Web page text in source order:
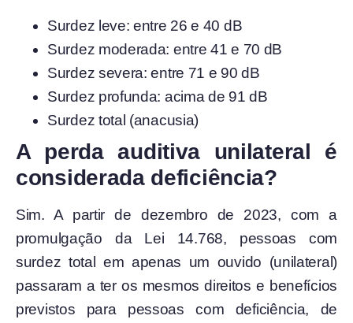
Surdez leve: entre 26 e 40 dB
Surdez moderada: entre 41 e 70 dB
Surdez severa: entre 71 e 90 dB
Surdez profunda: acima de 91 dB
Surdez total (anacusia)
A perda auditiva unilateral é
considerada deficiência?
Sim. A partir de dezembro de 2023, com a
promulgação da Lei 14.768, pessoas com
surdez total em apenas um ouvido (unilateral)
passaram a ter os mesmos direitos e benefícios
previstos para pessoas com deficiência, de